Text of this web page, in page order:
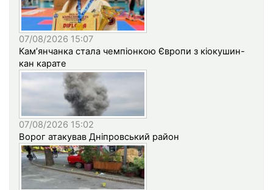
07/08/2026 15:07
Кам’янчанка стала чемпіонкою Європи з кіокушин-
кан карате
07/08/2026 15:02
Ворог атакував Дніпровський район